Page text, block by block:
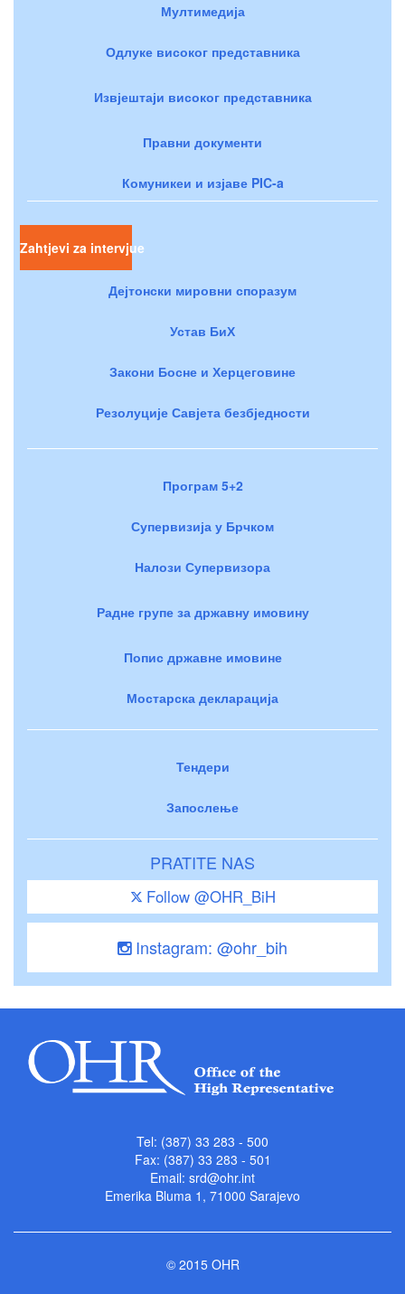
Мултимедија
Одлуке високог представника
Извјештаји високог представника
Правни документи
Комуникеи и изјаве PIC-a
Zahtjevi za intervjue
Дејтонски мировни споразум
Устав БиХ
Закони Босне и Херцеговине
Резолуције Савјета безбједности
Програм 5+2
Супервизија у Брчком
Налози Супервизора
Радне групе за државну имовину
Попис државне имовине
Мостарска декларација
Тендери
Запослење
PRATITE NAS
Follow @OHR_BiH
Instagram: @ohr_bih
Tel: (387) 33 283 - 500
Fax: (387) 33 283 - 501
Email: srd@ohr.int
Emerika Bluma 1, 71000 Sarajevo
© 2015 OHR